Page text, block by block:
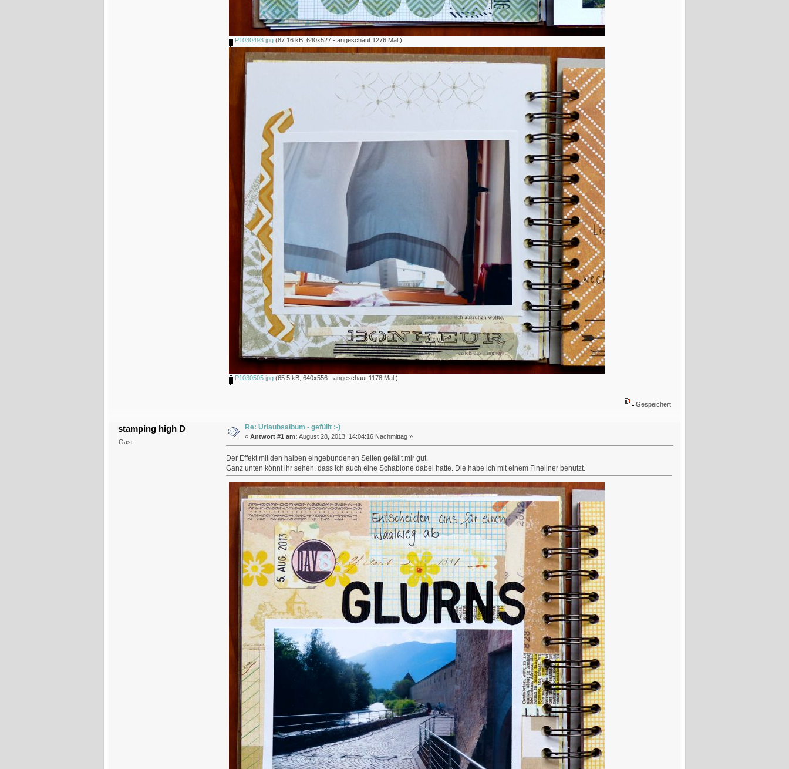
P1030493.jpg(87.16 kB, 640x527 - angeschaut 1276 Mal.)
P1030505.jpg(65.5 kB, 640x556 - angeschaut 1178 Mal.)
Gespeichert
stamping high D
Gast
Re: Urlaubsalbum - gefüllt :-)
« Antwort #1 am: August 28, 2013, 14:04:16 Nachmittag »
Der Effekt mit den halben eingebundenen Seiten gefällt mir gut.
Ganz unten könnt ihr sehen, dass ich auch eine Schablone dabei hatte. Die habe ich mit einem Fineliner benutzt.